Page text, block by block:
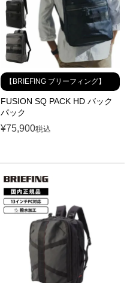
【BRIEFING ブリーフィング】
FUSION SQ PACK HD バック
パック
¥75,900税込